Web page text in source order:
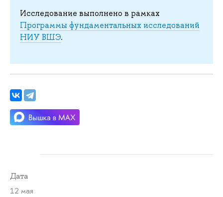
Исследование выполнено в рамках
Программы фундаментальных исследований
НИУ ВШЭ.
Дата
12 мая